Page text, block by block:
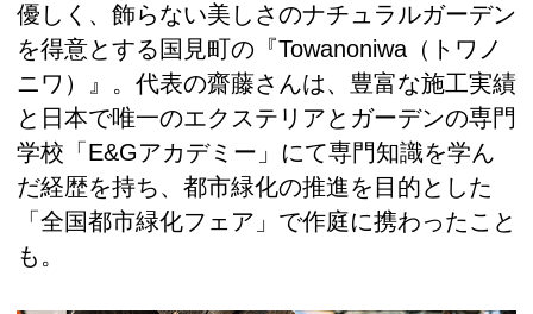
優しく、飾らない美しさのナチュラルガーデン
を得意とする国見町の『Towanoniwa（トワノ
ニワ）』。代表の齋藤さんは、豊富な施工実績
と日本で唯一のエクステリアとガーデンの専門
学校「E&Gアカデミー」にて専門知識を学ん
だ経歴を持ち、都市緑化の推進を目的とした
「全国都市緑化フェア」で作庭に携わったこと
も。